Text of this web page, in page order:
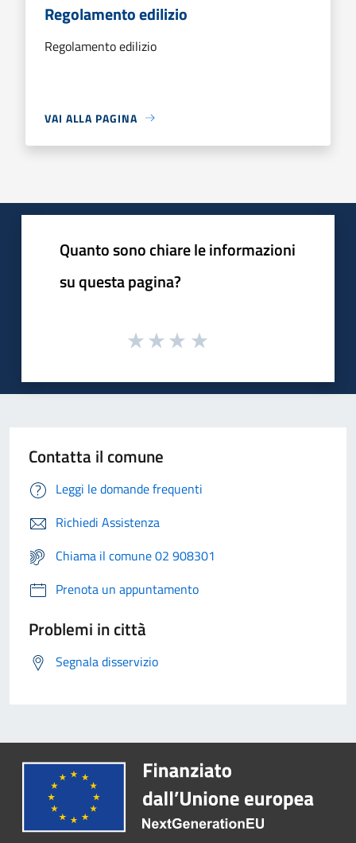
Regolamento edilizio
Regolamento edilizio
VAI ALLA PAGINA
Quanto sono chiare le informazioni
su questa pagina?
Contatta il comune
Leggi le domande frequenti
Richiedi Assistenza
Chiama il comune 02 908301
Prenota un appuntamento
Problemi in città
Segnala disservizio